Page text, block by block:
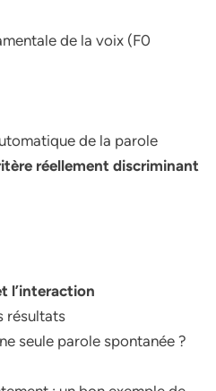
de la voix (F0
de la parole
réellement discriminant
l’interaction
résultats
seule parole spontanée ?